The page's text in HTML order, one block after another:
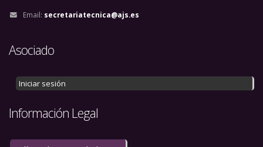
Email: secretariatecnica@ajs.es
Asociado
Iniciar sesión
Información Legal